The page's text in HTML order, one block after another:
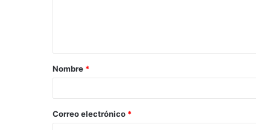
a
r
*
Nombre *
Correo electrónico *